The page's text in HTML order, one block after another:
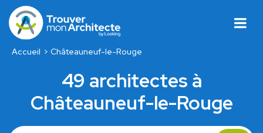
Accueil Châteauneuf-le-Rouge
49 architectes à
Châteauneuf-le-Rouge